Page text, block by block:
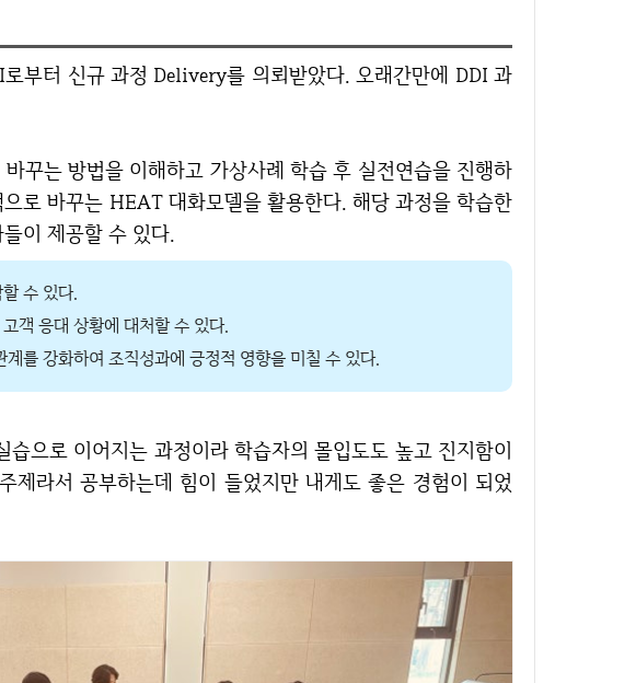
로 바꾸는 HEAT 대화모델을 활용한다. 해당 과정을 학습한
이 제공할 수 있다.
수 있다.
객 응대 상황에 대처할 수 있다.
를 강화하여 조직성과에 긍정적 영향을 미칠 수 있다.
제라서 공부하는데 힘이 들었지만 내게도 좋은 경험이 되었